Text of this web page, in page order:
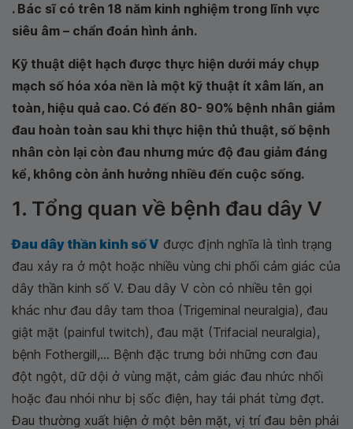
. Bác sĩ có trên 18 năm kinh nghiệm trong lĩnh vực
siêu âm – chẩn đoán hình ảnh.
Kỹ thuật diệt hạch được thực hiện dưới máy chụp
mạch số hóa xóa nền là một kỹ thuật ít xâm lấn, an
toàn, hiệu quả cao. Có đến 80- 90% bệnh nhân giảm
đau hoàn toàn sau khi thực hiện thủ thuật, số bệnh
nhân còn lại còn đau nhưng mức độ đau giảm đáng
kể, không còn ảnh hưởng nhiều đến cuộc sống.
1. Tổng quan về bệnh đau dây V
Đau dây thần kinh số V được định nghĩa là tình trạng
đau xảy ra ở một hoặc nhiều vùng chi phối cảm giác của
dây thần kinh số V. Đau dây V còn có nhiều tên gọi
khác như đau dây tam thoa (Trigeminal neuralgia), đau
giật mặt (painful twitch), đau mặt (Trifacial neuralgia),
bệnh Fothergill,... Bệnh đặc trưng bởi những cơn đau
đột ngột, dữ dội ở vùng mặt, cảm giác đau nhức nhối
hoặc đau nhói như bị sốc điện, hay tái phát từng đợt.
Đau thường xuất hiện ở một bên mặt, vị trí đau bên phải